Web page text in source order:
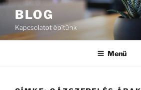
Tartalomhoz
BLOG
Kapcsolatot építünk
Menü